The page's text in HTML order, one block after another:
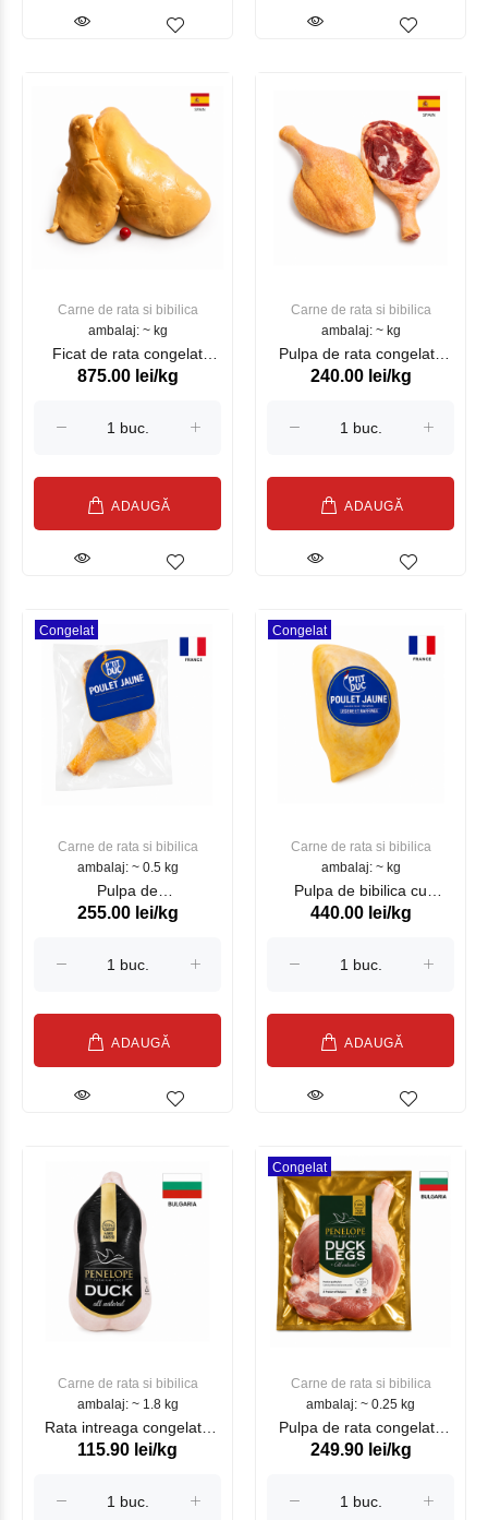
Carne de rata si bibilica
ambalaj: ~ kg
Ficat de rata congelat
Avispal , kg
875.00 lei/kg
ADAUGĂ
Carne de rata si bibilica
ambalaj: ~ kg
Pulpa de rata congelata
Avispal , kg
240.00 lei/kg
ADAUGĂ
Congelat
Carne de rata si bibilica
ambalaj: ~ 0.5 kg
Pulpa de
bibilica congelata P'tit Duc
255.00 lei/kg
ADAUGĂ
Congelat
Carne de rata si bibilica
ambalaj: ~ kg
Pulpa de bibilica cu
spate congelata P'tit Duc
440.00 lei/kg
ADAUGĂ
Carne de rata si bibilica
ambalaj: ~ 1.8 kg
Rata intreaga congelata
Bulchicken kg
115.90 lei/kg
Congelat
Carne de rata si bibilica
ambalaj: ~ 0.25 kg
Pulpa de rata congelata
Bulchicken kg
249.90 lei/kg